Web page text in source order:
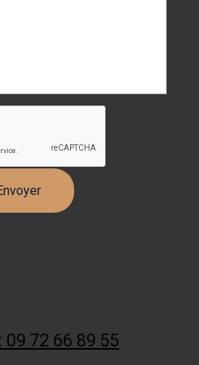
09 72 66 89 55